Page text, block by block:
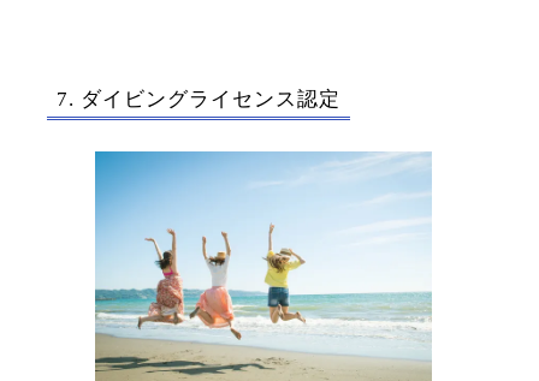
7. ダイビングライセンス認定